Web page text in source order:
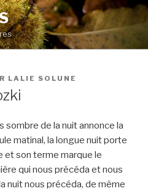
LALIE SOLUNE
sombre de la nuit annonce la
matinal, la longue nuit porte
et son terme marque le
qui nous précéda et nous
nuit nous précéda, de même